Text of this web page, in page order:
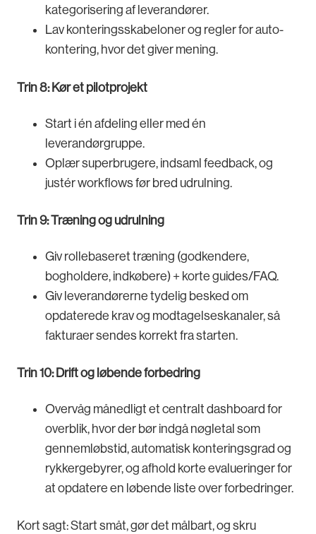
kategorisering af leverandører.
Lav konteringsskabeloner og regler for auto-
kontering, hvor det giver mening.
Trin 8: Kør et pilotprojekt
Start i én afdeling eller med én
leverandørgruppe.
Oplær superbrugere, indsam­l feedback, og
justér workflows før bred udrulning.
Trin 9: Træning og udrulning
Giv rollebaseret træning (godkendere,
bogholdere, indkøbere) + korte guides/FAQ.
Giv leverandørerne tydelig besked om
opdaterede krav og modtagelseskanaler, så
fakturaer sendes korrekt fra starten.
Trin 10: Drift og løbende forbedring
Overvåg månedligt et centralt dashboard for
overblik, hvor der bør indgå nøgletal som
gennemløbstid, automatisk konteringsgrad og
rykkergebyrer, og afhold korte evalueringer for
at opdatere en løbende liste over forbedringer.
Kort sagt: Start småt, gør det målbart, og skru